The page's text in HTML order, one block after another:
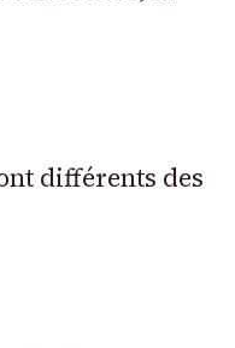
différents des